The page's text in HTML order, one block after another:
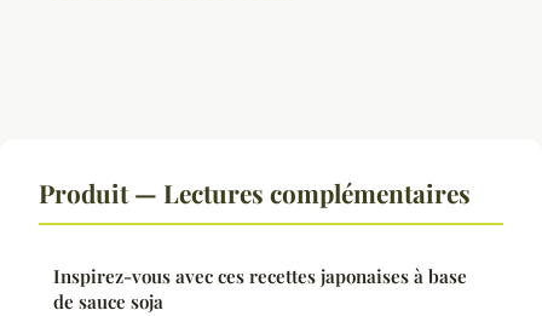
Produit — Lectures complémentaires
Inspirez-vous avec ces recettes japonaises à base
de sauce soja